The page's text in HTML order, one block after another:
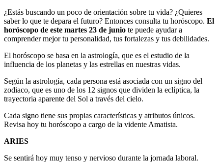
¿Estás buscando un poco de orientación sobre tu vida? ¿Quieres
saber lo que te depara el futuro? Entonces consulta tu horóscopo. El
horóscopo de este martes 23 de junio te puede ayudar a
comprender mejor tu personalidad, tus fortalezas y tus debilidades.
El horóscopo se basa en la astrología, que es el estudio de la
influencia de los planetas y las estrellas en nuestras vidas.
Según la astrología, cada persona está asociada con un signo del
zodiaco, que es uno de los 12 signos que dividen la eclíptica, la
trayectoria aparente del Sol a través del cielo.
Cada signo tiene sus propias características y atributos únicos.
Revisa hoy tu horóscopo a cargo de la vidente Amatista.
ARIES
Se sentirá hoy muy tenso y nervioso durante la jornada laboral.